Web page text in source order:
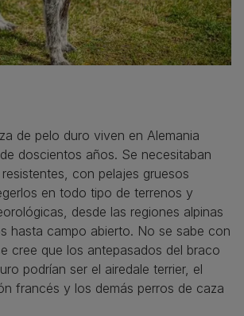
de pelo duro viven en Alemania
doscientos años. Se necesitaban
con pelajes gruesos
en todo tipo de terrenos y
desde las regiones alpinas
hasta campo abierto. No se sabe con
cree que los antepasados del braco
podrían ser el airedale terrier, el
francés y los demás perros de caza